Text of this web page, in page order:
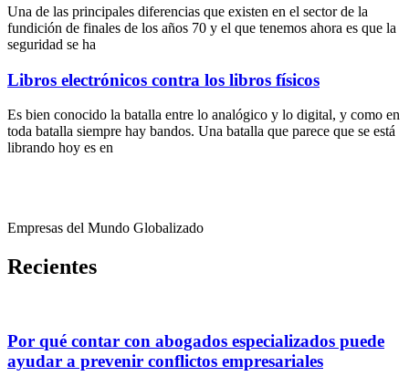
Una de las principales diferencias que existen en el sector de la
fundición de finales de los años 70 y el que tenemos ahora es que la
seguridad se ha
Libros electrónicos contra los libros físicos
Es bien conocido la batalla entre lo analógico y lo digital, y como en
toda batalla siempre hay bandos. Una batalla que parece que se está
librando hoy es en
Empresas del Mundo Globalizado
Recientes
Por qué contar con abogados especializados puede
ayudar a prevenir conflictos empresariales